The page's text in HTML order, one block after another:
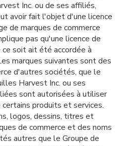
Inc. ou de ses affiliés,
avoir fait l'objet d'une licence
de marques de commerce
pas qu'une licence de
soit ait été accordée à
marques suivantes sont des
d'autres sociétés, que le
Harvest Inc. ou ses
sont autorisées à utiliser
produits et services.
logos, dessins, titres et
de commerce et des noms
autres que le Groupe de